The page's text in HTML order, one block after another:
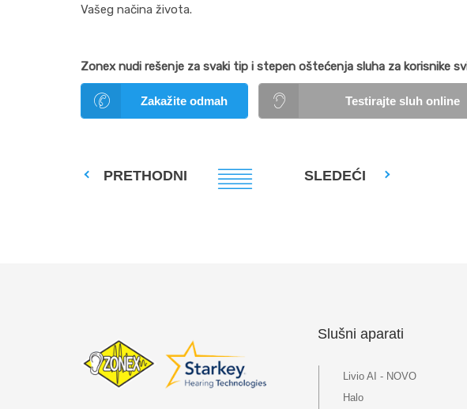
Vašeg načina života.
Zonex nudi rešenje za svaki tip i stepen oštećenja sluha za korisnike
Zakažite odmah Testirajte sluh online
PRETHODNI SLEDEĆI
Slušni aparati
Livio AI - NOVO
Halo